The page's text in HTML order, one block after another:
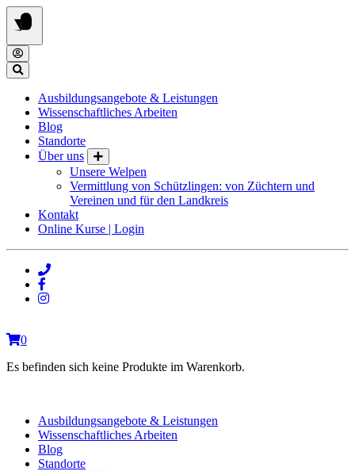
Springe
zum
Inhalt
Ausbildungsangebote & Leistungen
Wissenschaftliches Arbeiten
Blog
Standorte
Über uns
Unsere Welpen
Vermittlung von Schützlingen: von Züchtern und
Vereinen und für den Landkreis
Kontakt
Online Kurse | Login
0
Es befinden sich keine Produkte im Warenkorb.
Ausbildungsangebote & Leistungen
Wissenschaftliches Arbeiten
Blog
Standorte